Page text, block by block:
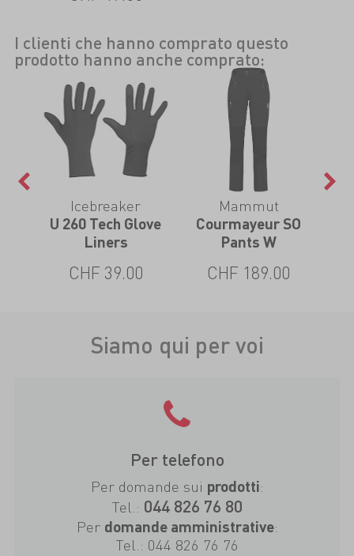
I clienti che hanno comprato questo
prodotto hanno anche comprato:
Icebreaker
U 260 Tech Glove
Liners
CHF 39.00
Mammut
Courmayeur SO
Pants W
CHF 189.00
Siamo qui per voi
Per telefono
Per domande sui prodotti:
Tel.: 044 826 76 80
Per domande amministrative:
Tel.: 044 826 76 76